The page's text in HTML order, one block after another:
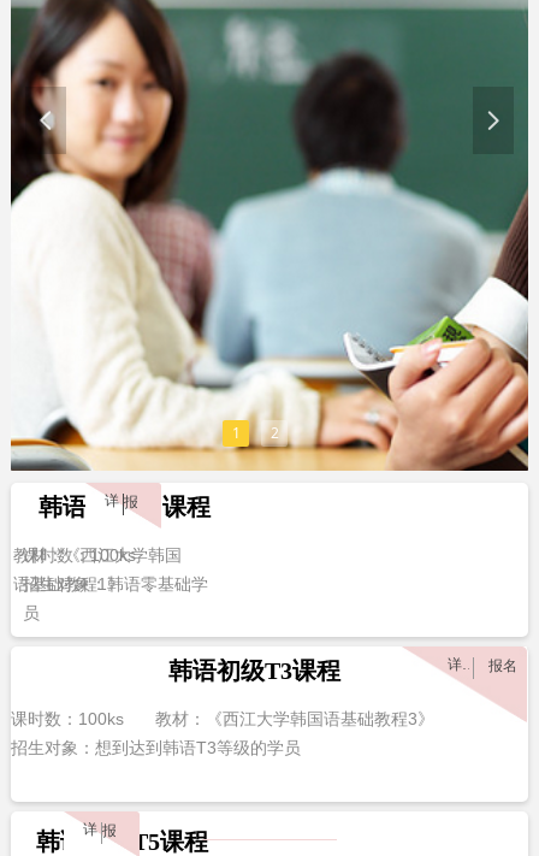
教材：《西江大学韩国语基础教程3》
课时数：100ks
招生对象：想到达到韩语T3等级的学员
韩语初级T3课程 详情 报名
韩语初级T5课程
详情
1 2
넳 넲
教材：《西江大学韩国
语基础教程1》
课时数：100ks
招生对象：韩语零基础学
员
韩语初级T1课程
详情